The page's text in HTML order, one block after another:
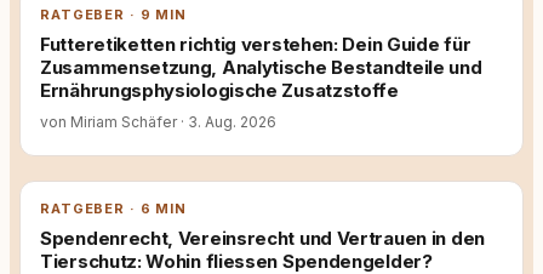
RATGEBER · 9 MIN
Futteretiketten richtig verstehen: Dein Guide für
Zusammensetzung, Analytische Bestandteile und
Ernährungsphysiologische Zusatzstoffe
von Miriam Schäfer · 3. Aug. 2026
RATGEBER · 6 MIN
Spendenrecht, Vereinsrecht und Vertrauen in den
Tierschutz: Wohin fliessen Spendengelder?